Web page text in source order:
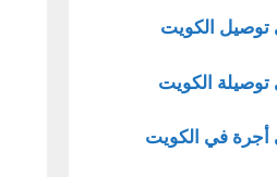
الكويت
الكويت
في الكويت